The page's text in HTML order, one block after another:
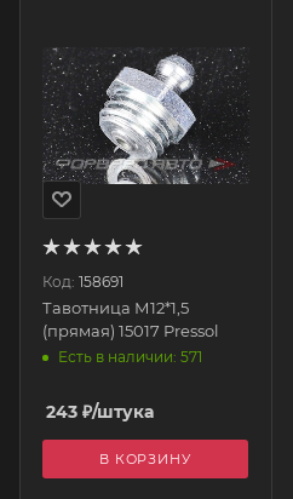
Код: 158691
Тавотница М12*1,5
(прямая) 15017 Pressol
Есть в наличии: 571
243 ₽/штука
В КОРЗИНУ